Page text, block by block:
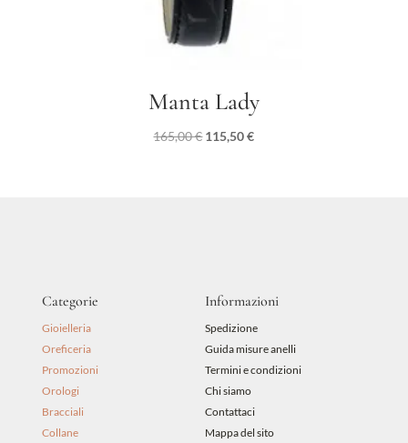
Manta Lady
165,00€ Il
115,50€Il
Categorie
Gioielleria
Oreficeria
Promozioni
Orologi
Bracciali
Collane
Informazioni
Spedizione
Guida misure anelli
Termini e condizioni
Chi siamo
Contattaci
Mappa del sito